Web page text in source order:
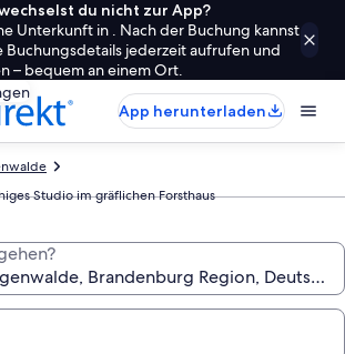
du nicht zur App?
Unterkunft in . Nach der Buchung kannst
Buchungsdetails jederzeit aufrufen und
– bequem an einem Ort.
App herunterladen
Studio im gräflichen Forsthaus